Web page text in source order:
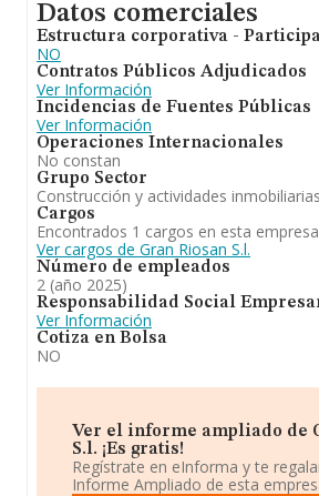
Datos comerciales
Estructura corporativa -
NO
Contratos Públicos Adjudicados
Ver Información
Incidencias de Fuentes Públicas
Ver Información
Operaciones Internacionales
No constan
Grupo Sector
Construcción y actividades inmobiliarias
Cargos
Encontrados 1 cargos en esta empresa
Ver cargos de Gran Riosan S.l.
Número de empleados
2 (año 2025)
Responsabilidad Social
Ver Información
Cotiza en Bolsa
NO
Ver el informe ampliado de
S.l. ¡Es gratis!
Regístrate en eInforma y te
Informe Ampliado de esta